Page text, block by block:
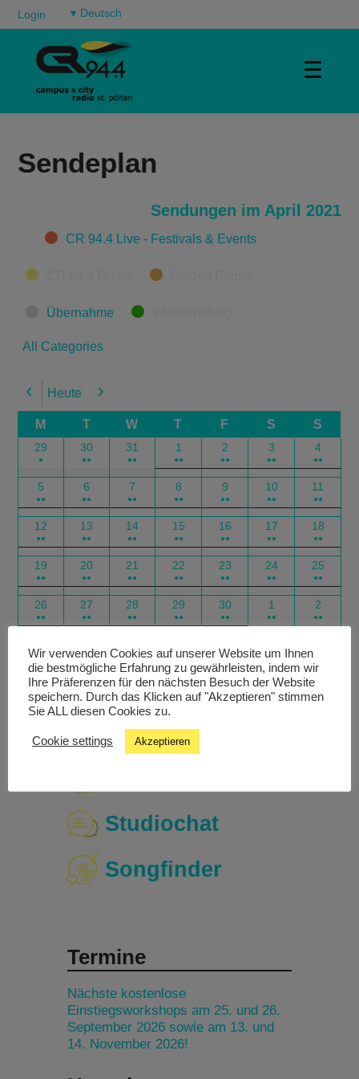
Login ▾
☰
Sendeplan
Sendungen im April 2021
CategoriesCR 94.4 Live - Festivals & Events
Übernahme
All Categories
Previous
Heute Next
M T W T F S S
29
●
30
●●
31
●●
1
●●
2
●●
3
●●
4
●●
5
●●
6
●●
7
●●
8
●●
9
●●
10
●●
11
●●
12
●●
13
●●
14
●●
15
●●
16
●●
17
●●
18
●●
19
●●
20
●●
21
●●
22
●●
23
●●
24
●●
25
●●
26
●●
27
●●
28
●●
29
●●
30
●●
1
●●
2
●●
Subscribe
in
Google
Subscribe
in
Outlook
Export
for
Google
Export
for
Outlook
Studiochat
Songfinder
Termine
Nächste kostenlose
Einstiegsworkshops am 25. und 26.
September 2026 sowie am 13. und
14. November 2026!
Wir verwenden Cookies auf unserer Website um Ihnen
die bestmögliche Erfahrung zu gewährleisten, indem wir
Ihre Präferenzen für den nächsten Besuch der Website
speichern. Durch das Klicken auf "Akzeptieren" stimmen
Sie ALL diesen Cookies zu.
Cookie settings Akzeptieren